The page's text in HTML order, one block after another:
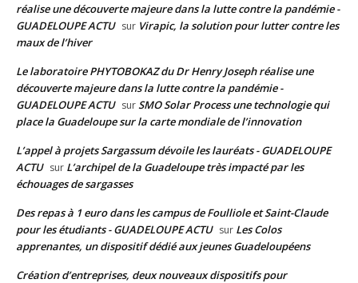
réalise une découverte majeure dans la lutte contre la pandémie -
GUADELOUPE ACTU sur Virapic, la solution pour lutter contre les
maux de l’hiver
Le laboratoire PHYTOBOKAZ du Dr Henry Joseph réalise une
découverte majeure dans la lutte contre la pandémie -
GUADELOUPE ACTU sur SMO Solar Process une technologie qui
place la Guadeloupe sur la carte mondiale de l’innovation
L’appel à projets Sargassum dévoile les lauréats - GUADELOUPE
ACTU sur L’archipel de la Guadeloupe très impacté par les
échouages de sargasses
Des repas à 1 euro dans les campus de Foulliole et Saint-Claude
pour les étudiants - GUADELOUPE ACTU sur Les Colos
apprenantes, un dispositif dédié aux jeunes Guadeloupéens
Création d’entreprises, deux nouveaux dispositifs pour